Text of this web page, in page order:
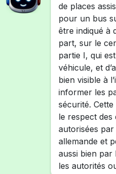
de places
pour un bus
être indiqué à
part, sur le
partie I, qui
véhicule, et
bien visible à
informer les
sécurité.
le respect des
autorisées
allemande et
aussi bien
les autorités